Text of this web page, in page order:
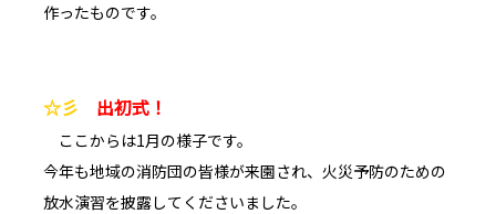
作ったものです。
☆彡 出初式！
ここからは1月の様子です。
今年も地域の消防団の皆様が来園され、火災予防のための
放水演習を披露してくださいました。